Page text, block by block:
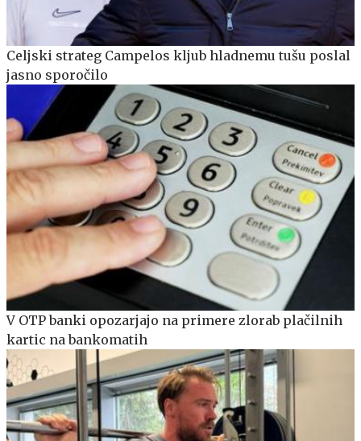
Celjski strateg Campelos kljub hladnemu tušu poslal
jasno sporočilo
V OTP banki opozarjajo na primere zlorab plačilnih
kartic na bankomatih